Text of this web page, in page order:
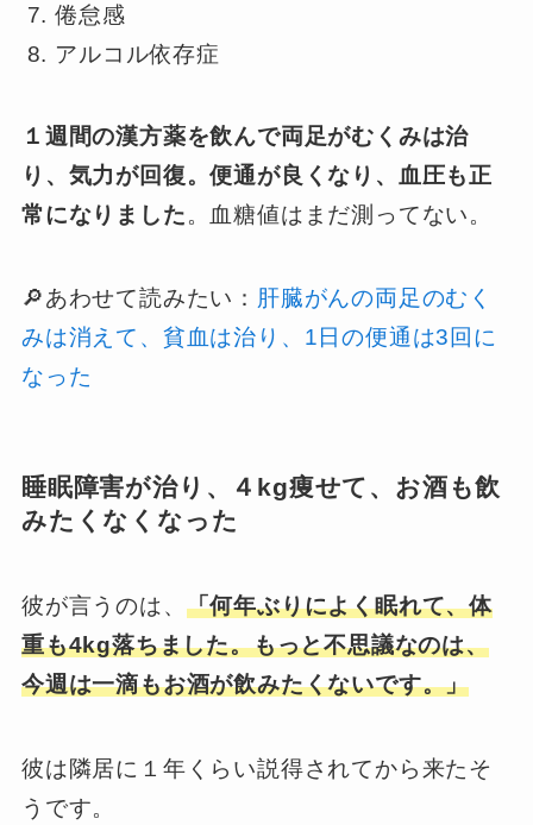
倦怠感
アルコル依存症
１週間の漢方薬を飲んで両足がむくみは治
り、気力が回復。便通が良くなり、血圧も正
常になりました。血糖値はまだ測ってない。
🔎あわせて読みたい： 肝臓がんの両足のむく
みは消えて、貧血は治り、1日の便通は3回に
なった
睡眠障害が治り、４kg痩せて、お酒も飲
みたくなくなった
彼が言うのは、 「何年ぶりによく眠れて、体
重も4kg落ちました。もっと不思議なのは、
今週は一滴もお酒が飲みたくないです。」
彼は隣居に１年くらい説得されてから来たそ
うです。